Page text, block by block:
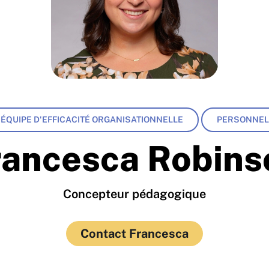
ÉQUIPE D'EFFICACITÉ ORGANISATIONNELLE PERSONNEL
Concepteur pédagogique
Contact Francesca